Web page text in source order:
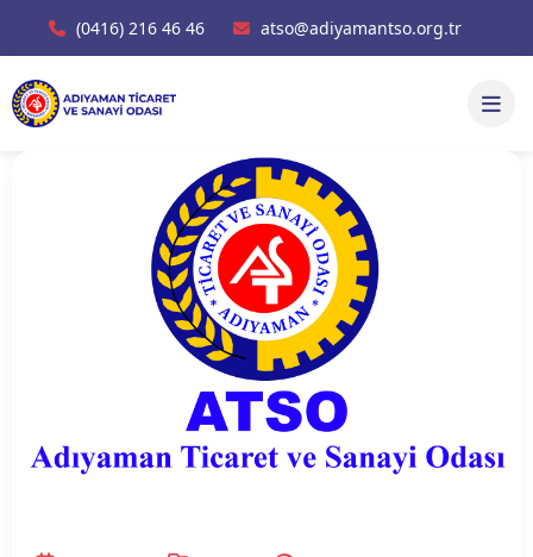
(0416) 216 46 46 atso@adiyamantso.org.tr